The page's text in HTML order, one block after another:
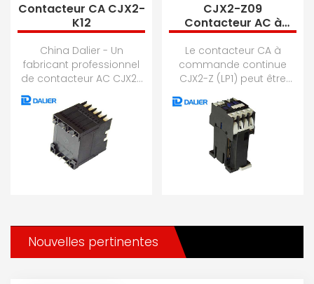
Contacteur CA CJX2-
K12
China Dalier - Un
fabricant professionnel
de contacteur AC CJX2-
K12, contacteur AC 3TF,
contacteur AC,
contacteur AC CJX2, co...
CJX2-Z09
Contacteur AC à
commande DC
Le contacteur CA à
commande continue
CJX2-Z (LP1) peut être
jusqu'à une tension
nominale jusqu'à 660 ...
Nouvelles pertinentes